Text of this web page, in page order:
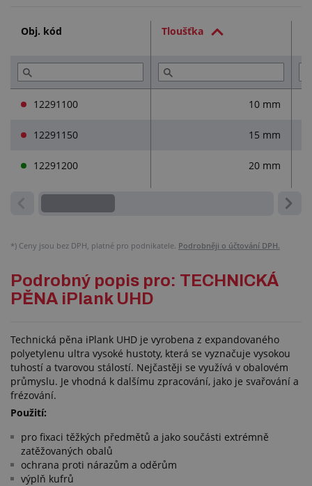
Přečtěte si (2)
Obj. kód Tloušťka
12291100 10 mm
12291150 15 mm
12291200 20 mm
*) Ceny jsou bez DPH, platné pro podnikatele. Podrobněji o účtování DPH.
Podrobný popis pro: TECHNICKÁ
PĚNA iPlank UHD
Technická pěna iPlank UHD je vyrobena z expandovaného
polyetylenu ultra vysoké hustoty, která se vyznačuje vysokou
tuhostí a tvarovou stálostí. Nejčastěji se využívá v obalovém
průmyslu. Je vhodná k dalšímu zpracování, jako je svařování a
frézování.
Použití:
pro fixaci těžkých předmětů a jako součásti extrémně
zatěžovaných obalů
ochrana proti nárazům a oděrům
výplň kufrů